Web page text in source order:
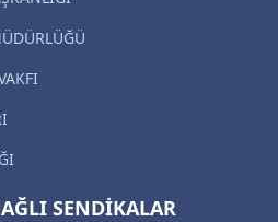
SENDİKALAR